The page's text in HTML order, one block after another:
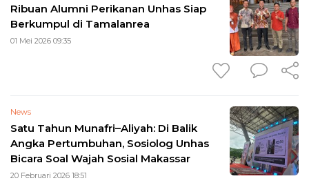
Ribuan Alumni Perikanan Unhas Siap
Berkumpul di Tamalanrea
01 Mei 2026 09:35
News
Satu Tahun Munafri–Aliyah: Di Balik
Angka Pertumbuhan, Sosiolog Unhas
Bicara Soal Wajah Sosial Makassar
20 Februari 2026 18:51